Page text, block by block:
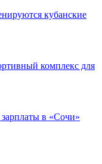
кубанские
комплекс для
в «Сочи»